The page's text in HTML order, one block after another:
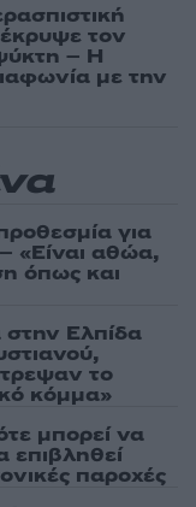
τον
– Η
με την
για
«Είναι αθώα,
όπως και
Ελπίδα
το
κόμμα»
μπορεί να
επιβληθεί
παροχές